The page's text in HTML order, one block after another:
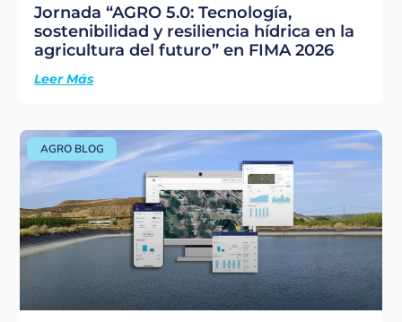
Jornada “AGRO 5.0: Tecnología,
sostenibilidad y resiliencia hídrica en la
agricultura del futuro” en FIMA 2026
Leer Más
AGRO BLOG